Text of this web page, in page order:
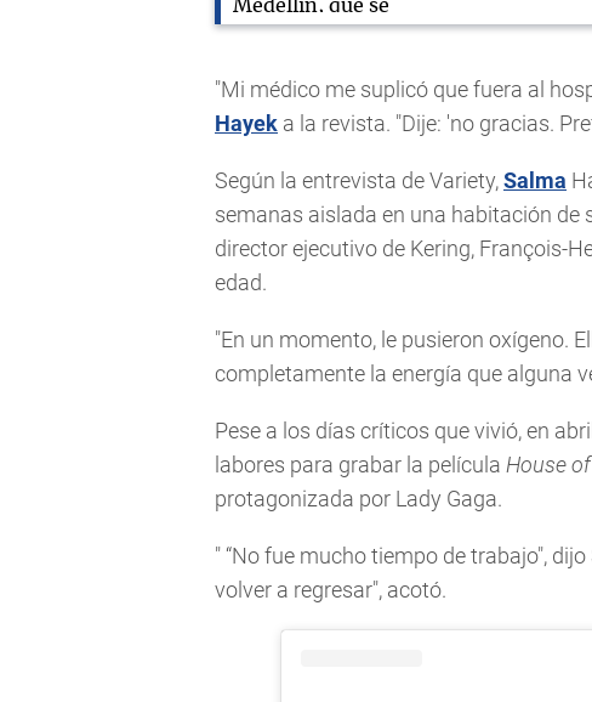
"Mi médico me suplicó que fuera al
Hayek a la revista. "Dije: 'no gracias.
Según la entrevista de Variety,Salma
semanas aislada en una habitación de
director ejecutivo de Kering, François-
edad.
"En un momento, le pusieron oxígeno.
completamente la energía que alguna
Pese a los días críticos que vivió, en
labores para grabar la película House
protagonizada por Lady Gaga.
" “No fue mucho tiempo de trabajo",
volver a regresar", acotó.